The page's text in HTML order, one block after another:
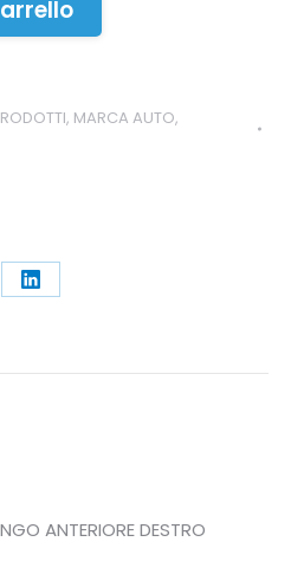
, MARCA AUTO,
Condividi
ANTERIORE DESTRO